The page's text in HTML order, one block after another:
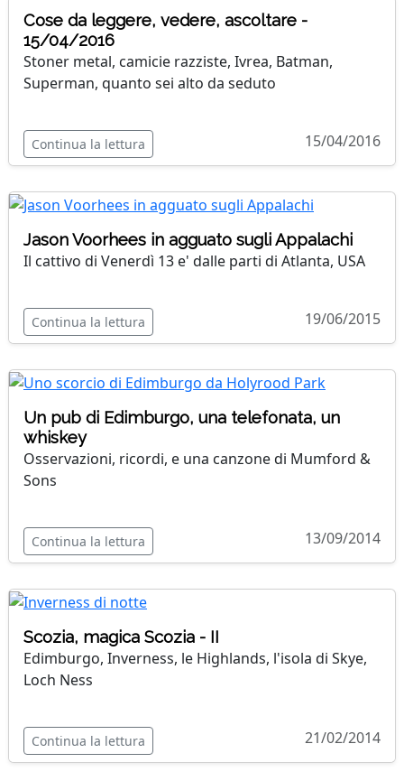
Cose da leggere, vedere, ascoltare -
15/04/2016
Stoner metal, camicie razziste, Ivrea, Batman,
Superman, quanto sei alto da seduto
Continua la lettura 15/04/2016
Jason Voorhees in agguato sugli Appalachi
Il cattivo di Venerdì 13 e' dalle parti di Atlanta, USA
Continua la lettura 19/06/2015
Un pub di Edimburgo, una telefonata, un
whiskey
Osservazioni, ricordi, e una canzone di Mumford &
Sons
Continua la lettura 13/09/2014
Scozia, magica Scozia - II
Edimburgo, Inverness, le Highlands, l'isola di Skye,
Loch Ness
Continua la lettura 21/02/2014